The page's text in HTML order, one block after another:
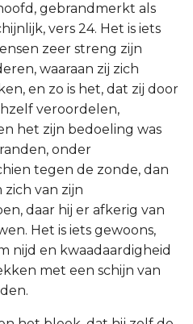
gebrandmerkt als
vers 24. Het is iets
zeer streng zijn
waaraan zij zich
en zo is het, dat zij door
veroordelen,
het zijn bedoeling was
onder
tegen de zonde, dan
van zijn
daar hij er afkerig van
Het is iets gewoons,
nijd en kwaadaardigheid
met een schijn van